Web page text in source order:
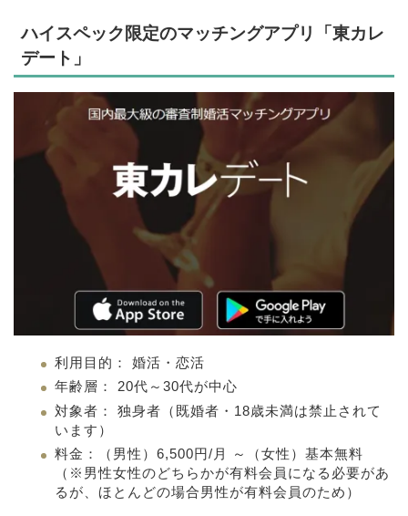
ハイスペック限定のマッチングアプリ「東カレ
デート」
利用目的： 婚活・恋活
年齢層： 20代～30代が中心
対象者： 独身者（既婚者・18歳未満は禁止されて
います）
料金：（男性）6,500円/月 ～（女性）基本無料
（※男性女性のどちらかが有料会員になる必要があ
るが、ほとんどの場合男性が有料会員のため）